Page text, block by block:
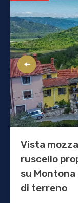
Vista
ruscello
su
di terreno